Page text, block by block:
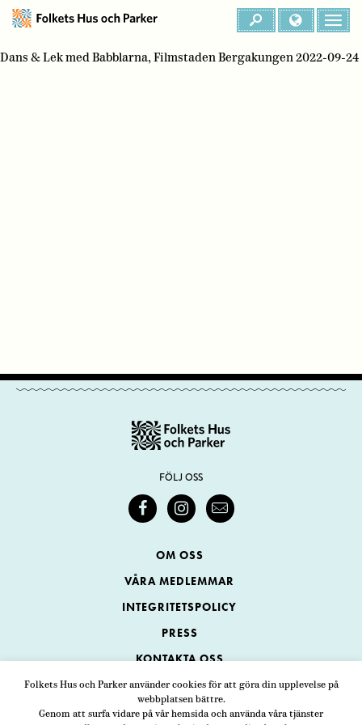
Folkets Hus och Parker använder cookies för att göra din upplevelse på
webbplatsen bättre.
Genom att surfa vidare på vår hemsida och använda våra tjänster
Dans & Lek med Babblarna, Filmstaden Bergakungen 2022-09-24
FÖLJ OSS
OM OSS
VÅRA MEDLEMMAR
INTEGRITETSPOLICY
PRESS
KONTAKTA OSS
Folkets Hus och Parker